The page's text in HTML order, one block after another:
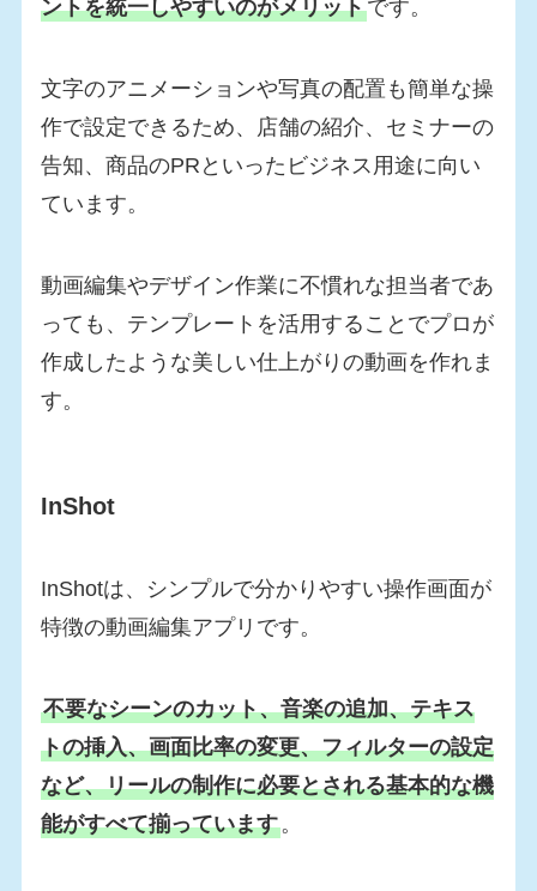
ントを統一しやすいのがメリットです。
文字のアニメーションや写真の配置も簡単な操
作で設定できるため、店舗の紹介、セミナーの
告知、商品のPRといったビジネス用途に向い
ています。
動画編集やデザイン作業に不慣れな担当者であ
っても、テンプレートを活用することでプロが
作成したような美しい仕上がりの動画を作れま
す。
InShot
InShotは、シンプルで分かりやすい操作画面が
特徴の動画編集アプリです。
不要なシーンのカット、音楽の追加、テキス
トの挿入、画面比率の変更、フィルターの設定
など、リールの制作に必要とされる基本的な機
能がすべて揃っています。